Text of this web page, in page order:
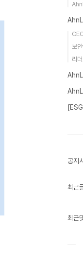
보
리
공지
최근
최근